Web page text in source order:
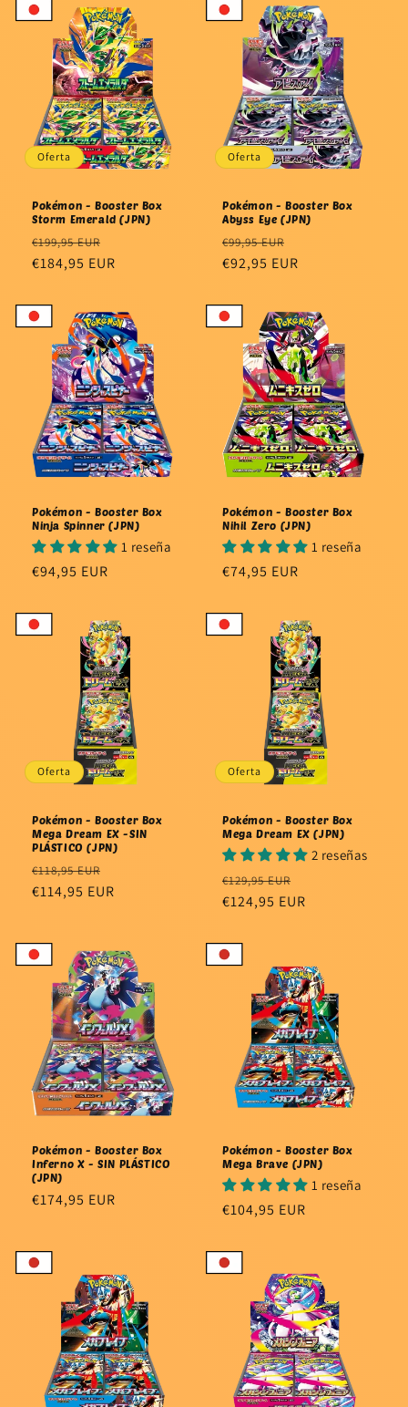
Oferta
Pokémon - Booster Box
Storm Emerald (JPN)
Precio
habitual
€199,95 EUR
de
€184,95 EUR
Oferta
Pokémon - Booster Box
Abyss Eye (JPN)
Precio
habitual
€99,95 EUR
de
€92,95 EUR
Pokémon - Booster Box
Ninja Spinner (JPN)
1 reseña
Precio
€94,95 EUR
Pokémon - Booster Box
Nihil Zero (JPN)
1 reseña
Precio
€74,95 EUR
Oferta
Pokémon - Booster Box
Mega Dream EX -SIN
PLÁSTICO (JPN)
Precio
habitual
€118,95 EUR
de
€114,95 EUR
Oferta
Pokémon - Booster Box
Mega Dream EX (JPN)
2 reseñas
Precio
habitual
€129,95 EUR
de
€124,95 EUR
Pokémon - Booster Box
Inferno X - SIN PLÁSTICO
(JPN)
Precio
€174,95 EUR
Pokémon - Booster Box
Mega Brave (JPN)
1 reseña
Precio
€104,95 EUR